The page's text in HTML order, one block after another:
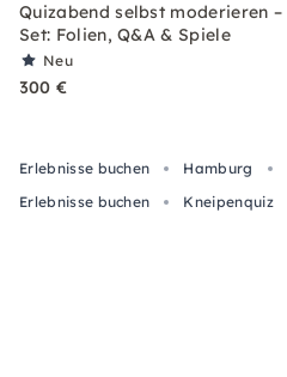
Quizabend selbst moderieren –
Set: Folien, Q&A & Spiele
Neu
300 €
Erlebnisse buchen Hamburg
Erlebnisse buchen
Kneipenquiz